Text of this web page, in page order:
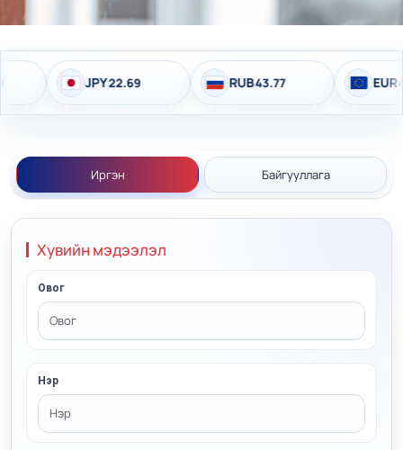
JPY22.69 RUB43.77 EUR4,141.04
Иргэн Байгууллага
Хувийн мэдээлэл
Овог
Нэр